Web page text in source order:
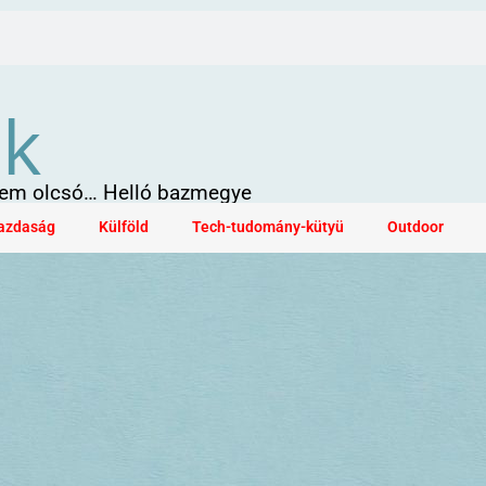
olcsó… Helló bazmegye
Külföld Tech-tudomány-kütyü Outdoor